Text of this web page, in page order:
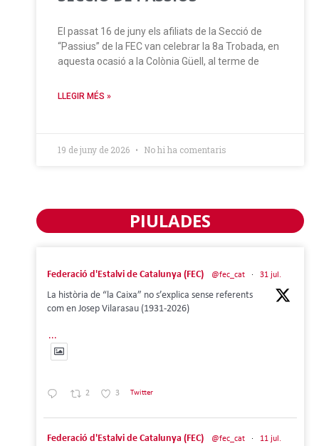
El passat 16 de juny els afiliats de la Secció de
“Passius” de la FEC van celebrar la 8a Trobada, en
aquesta ocasió a la Colònia Güell, al terme de
LLEGIR MÉS »
19 de juny de 2026 No hi ha comentaris
PIULADES
Federació d'Estalvi de Catalunya (FEC) @fec_cat · 31 jul.
La història de “la Caixa” no s’explica sense referents
com en Josep Vilarasau (1931-2026)
...
2 3 Twitter
Federació d'Estalvi de Catalunya (FEC) @fec_cat · 11 jul.